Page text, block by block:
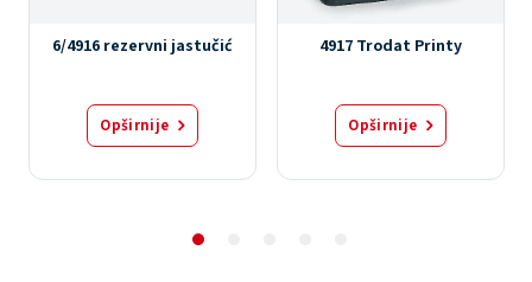
6/4916 rezervni jastučić
Opširnije
4917 Trodat Printy
Opširnije